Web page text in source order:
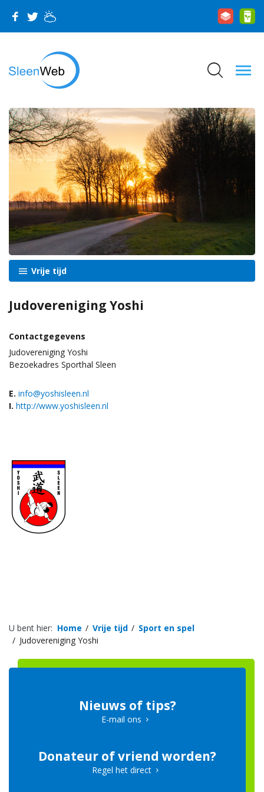
Vrije tijd
Judovereniging Yoshi
Contactgegevens
Judovereniging Yoshi
Bezoekadres Sporthal Sleen
E. info@yoshisleen.nl
I. http://www.yoshisleen.nl
U bent hier: Home Vrije tijd
Sport en spel
Judovereniging Yoshi
Nieuws of tips?
E-mail ons
Donateur of vriend worden?
Regel het direct